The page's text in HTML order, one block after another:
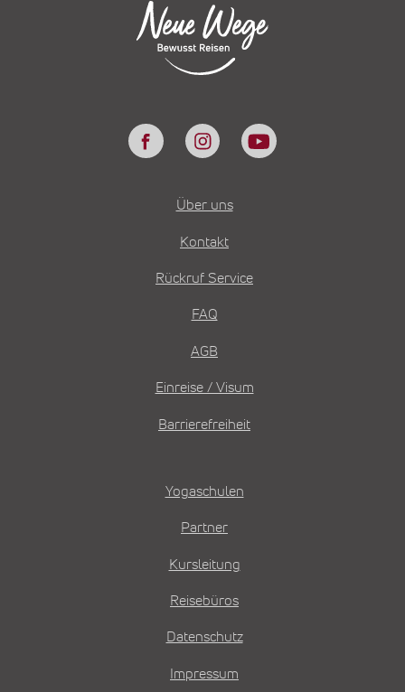
Über uns
Kontakt
Rückruf Service
FAQ
AGB
Einreise / Visum
Barrierefreiheit
Yogaschulen
Partner
Kursleitung
Reisebüros
Datenschutz
Impressum